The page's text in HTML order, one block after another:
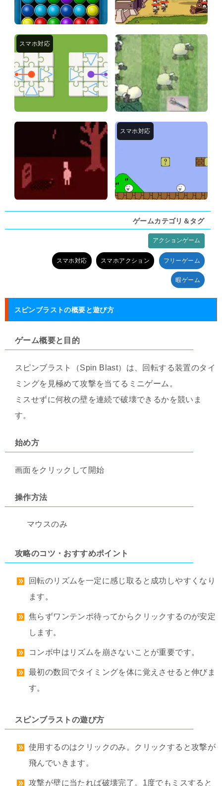
ゲームカテゴリ＆タグ
アクションゲーム
スマホ対応 スマホアクション フリーゲーム
暇ゲーム
スピンブラストの概要と遊び方
ゲーム概要と目的
スピンブラスト（Spin Blast）は、回転する装置のタイ
ミングを見極めて攻撃を当てるミニゲーム。
ミスせずに何枚の壁を連続で破壊できるかを競いま
す。
始め方
画面をクリックして開始
操作方法
マウスのみ
攻略のコツ・おすすめポイント
回転のリズムを一定に感じ取ると成功しやすくなり
ます。
焦らずワンテンポ待ってからクリックするのが安定
します。
コンボ中はリズムを崩さないことが重要です。
最初の数回でタイミングを体に覚えさせると伸びま
す。
スピンブラストの遊び方
使用するのはクリックのみ。クリックすると攻撃が
飛んでいきます。
攻撃が壁に当たれば破壊完了。1度でもミスすると